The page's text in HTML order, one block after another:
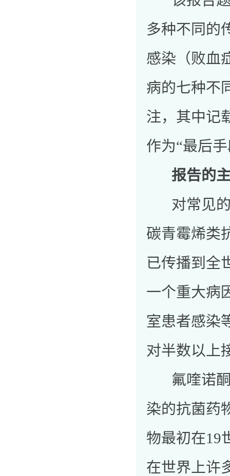
多种不同的
感染（败血
病的七种不
注，其中记
作为“最后
报告的
对常见的
碳青霉烯类
已传播到全
一个重大病
室患者感染
对半数以上
氟喹诺酮
染的抗菌药
物最初在19
在世界上许